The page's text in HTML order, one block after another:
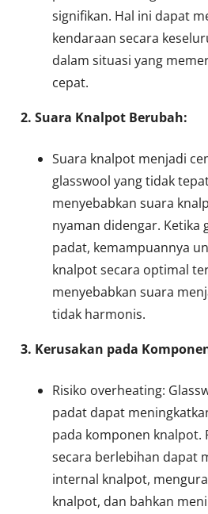
signifikan. Hal ini dapat
kendaraan secara
dalam situasi yang
cepat.
2. Suara Knalpot Berubah:
Suara knalpot menjadi
glasswool yang tidak
menyebabkan suara
nyaman didengar. Ketika
padat, kemampuannya
knalpot secara optimal
menyebabkan suara
tidak harmonis.
3. Kerusakan pada
Risiko overheating:
padat dapat
pada komponen knalpot.
secara berlebihan dapat
internal knalpot,
knalpot, dan bahkan